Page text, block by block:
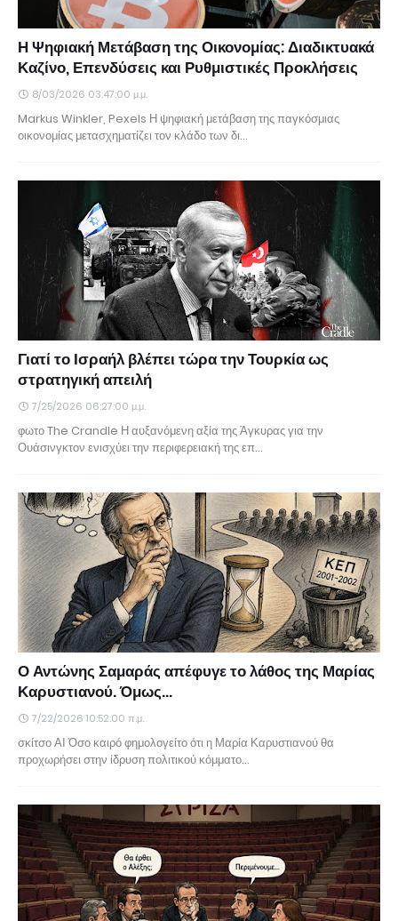
Η Ψηφιακή Μετάβαση της Οικονομίας: Διαδικτυακά
Καζίνο, Επενδύσεις και Ρυθμιστικές Προκλήσεις
8/03/2026 03:47:00 μ.μ.
Markus Winkler, Pexels Η ψηφιακή μετάβαση της παγκόσμιας
οικονομίας μετασχηματίζει τον κλάδο των δι…
Γιατί το Ισραήλ βλέπει τώρα την Τουρκία ως
στρατηγική απειλή
7/25/2026 06:27:00 μ.μ.
φωτο The Crandle Η αυξανόμενη αξία της Άγκυρας για την
Ουάσινγκτον ενισχύει την περιφερειακή της επ…
Ο Αντώνης Σαμαράς απέφυγε το λάθος της Μαρίας
Καρυστιανού. Όμως...
7/22/2026 10:52:00 π.μ.
σκίτσο ΑΙ Όσο καιρό φημολογείτο ότι η Μαρία Καρυστιανού θα
προχωρήσει στην ίδρυση πολιτικού κόμματο…